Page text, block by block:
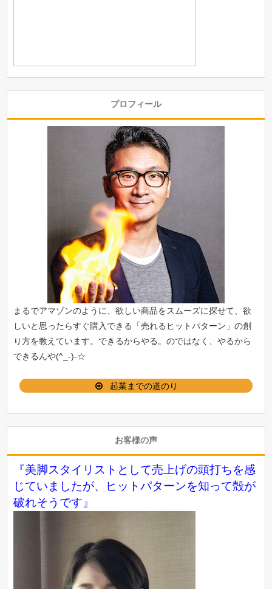
プロフィール
まるでアマゾンのように、欲しい商品をスムーズに探せて、欲
しいと思ったらすぐ購入できる「売れるヒットパターン 」の創
り方を教えています。できるからやる。のではなく、やるから
できるんや(^_-)-☆
起業までの道のり
お客様の声
『美脚スタイリストとして売上げの頭打ちを感
じていましたが、ヒットパターンを知って殻が
破れそうです』